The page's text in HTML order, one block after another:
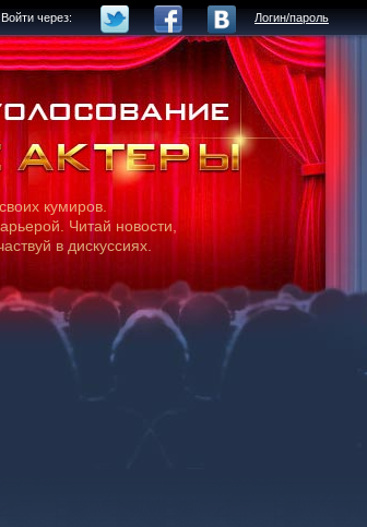
Войти через: Логин/пароль
кумиров.
Читай новости,
в дискуссиях.